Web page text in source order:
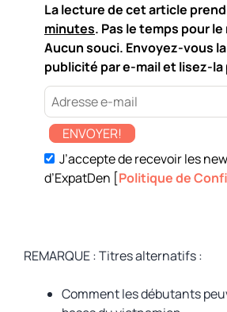
La lecture de cet article
minutes. Pas le temps pour
Aucun souci. Envoyez-vous
publicité par e-mail et lisez-la
ENVOYER!
J’accepte de recevoir les
d’ExpatDen [Politique de
REMARQUE : Titres alternatifs :
Comment les débutants